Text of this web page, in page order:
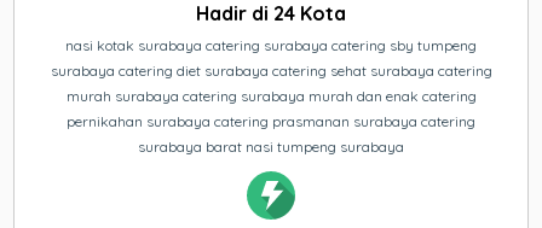
Hadir di 24 Kota
nasi kotak surabaya catering surabaya catering sby tumpeng
surabaya catering diet surabaya catering sehat surabaya catering
murah surabaya catering surabaya murah dan enak catering
pernikahan surabaya catering prasmanan surabaya catering
surabaya barat nasi tumpeng surabaya